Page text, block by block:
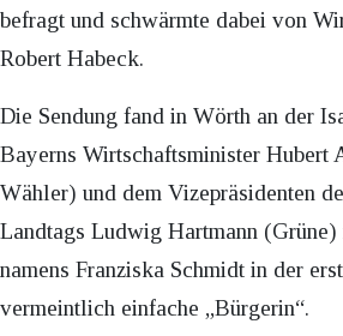
befragt und schwärmte dabei von
Robert Habeck.
Die Sendung fand in Wörth an der
Bayerns Wirtschaftsminister Hubert
Wähler) und dem Vizepräsidenten
Landtags Ludwig Hartmann (Grüne)
namens Franziska Schmidt in der
vermeintlich einfache „Bürgerin“.